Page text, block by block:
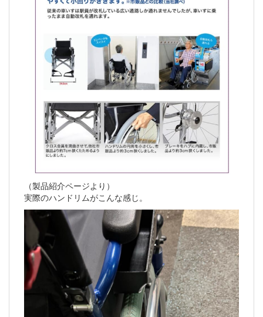
（製品紹介ページより）
実際のハンドリムがこんな感じ。